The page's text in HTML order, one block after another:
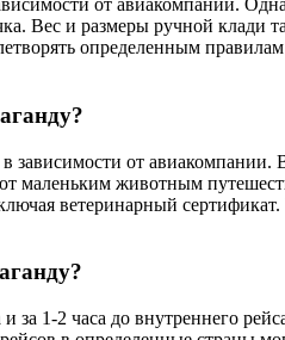
от авиакомпании.
Вес и размеры ручной клади
определенным
в зависимости от
маленьким животным
ветеринарный
за 1-2 часа до внутреннего